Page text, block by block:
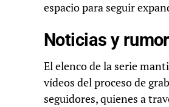
espacio para seguir
Noticias y
El elenco de la serie
vídeos del proceso de
seguidores, quienes a